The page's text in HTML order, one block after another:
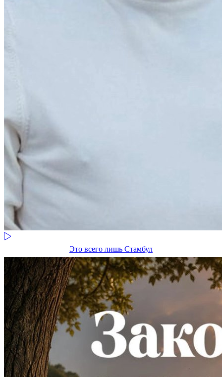
Это всего лишь Стамбул